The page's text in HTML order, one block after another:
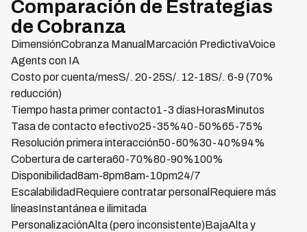
Comparación de Estrategias
de Cobranza
DimensiónCobranza ManualMarcación PredictivaVoice
Agents con IA
Costo por cuenta/mesS/. 20-25S/. 12-18S/. 6-9 (70%
reducción)
Tiempo hasta primer contacto1-3 díasHorasMinutos
Tasa de contacto efectivo25-35%40-50%65-75%
Resolución primera interacción50-60%30-40%94%
Cobertura de cartera60-70%80-90%100%
Disponibilidad8am-8pm8am-10pm24/7
EscalabilidadRequiere contratar personalRequiere más
líneasInstantánea e ilimitada
PersonalizaciónAlta (pero inconsistente)BajaAlta y